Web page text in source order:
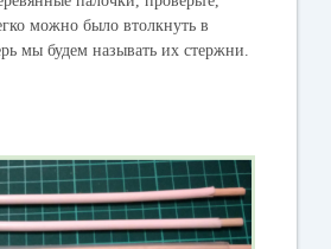
можно было втолкнуть в
мы будем называть их стержни.